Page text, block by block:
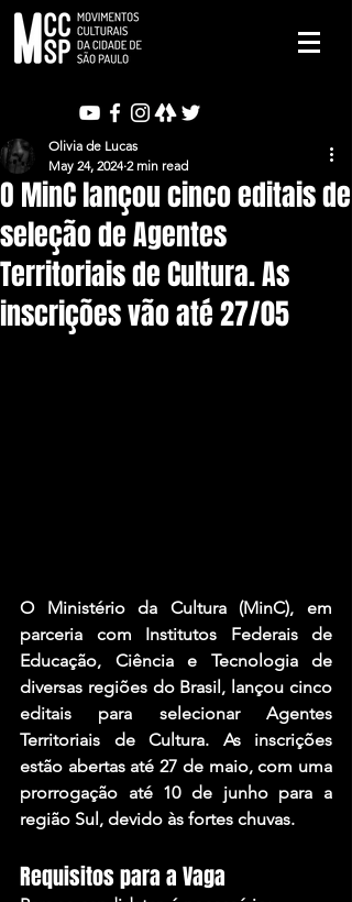
O MinC lançou cinco editais de
seleção de Agentes
Territoriais de Cultura. As
inscrições vão até 27/05
Olivia de Lucas
May 24, 2024 2 min read
O Ministério da Cultura (MinC), em
parceria com Institutos Federais de
Educação, Ciência e Tecnologia de
diversas regiões do Brasil, lançou cinco
editais para selecionar Agentes
Territoriais de Cultura. As inscrições
estão abertas até 27 de maio, com uma
prorrogação até 10 de junho para a
região Sul, devido às fortes chuvas.
Requisitos para a Vaga